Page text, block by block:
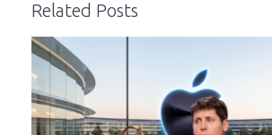
Related Posts